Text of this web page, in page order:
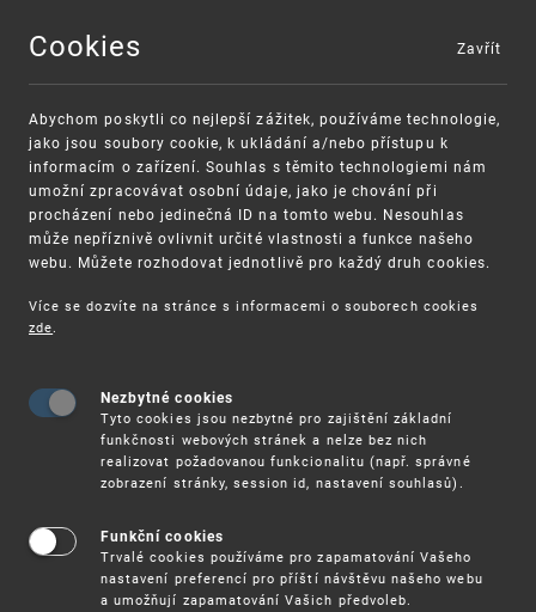
MENU
VAROVÁNÍ
Finanční podpora
Vynálezy / Patenty
Cookies
Abychom poskytli co nejlepší zážitek, používáme technologie,
jako jsou soubory cookie, k ukládání a/nebo přístupu k
informacím o zařízení. Souhlas s těmito technologiemi nám
umožní zpracovávat osobní údaje, jako je chování při
procházení nebo jedinečná ID na tomto webu. Nesouhlas
může nepříznivě ovlivnit určité vlastnosti a funkce našeho
webu. Můžete rozhodovat jednotlivě pro každý druh cookies.
Více se dozvíte na stránce s informacemi o souborech cookies
zde.
Nezbytné cookies
Tyto cookies jsou nezbytné pro zajištění základní
funkčnosti webových stránek a nelze bez nich
realizovat požadovanou funkcionalitu (např. správné
zobrazení stránky, session id, nastavení souhlasů).
Funkční cookies
Trvalé cookies používáme pro zapamatování Vašeho
nastavení preferencí pro příští návštěvu našeho webu
a umožňují zapamatování Vašich předvoleb.
Zavřít